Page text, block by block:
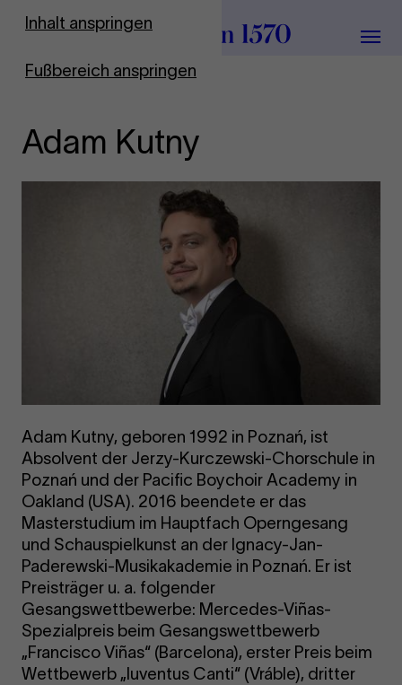
Inhalt anspringen
Fußbereich anspringen
Zur Startseite
Menü
Adam Kutny
Adam Kutny, geboren 1992 in Poznań, ist
Absolvent der Jerzy-Kurczewski-Chorschule in
Poznań und der Pacific Boychoir Academy in
Oakland (USA). 2016 beendete er das
Masterstudium im Hauptfach Operngesang
und Schauspielkunst an der Ignacy-Jan-
Paderewski-Musikakademie in Poznań. Er ist
Preisträger u. a. folgender
Gesangswettbewerbe: Mercedes-Viñas-
Spezialpreis beim Gesangswettbewerb
„Francisco Viñas“ (Barcelona), erster Preis beim
Wettbewerb „Iuventus Canti“ (Vráble), dritter